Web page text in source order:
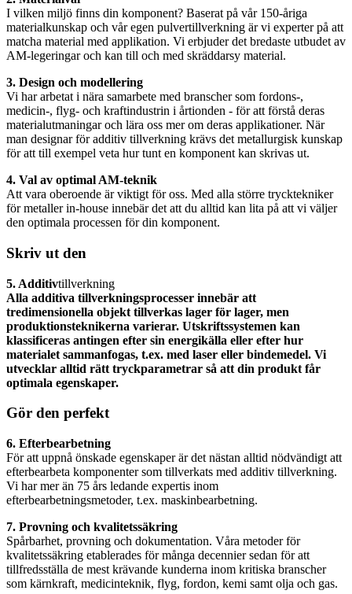
I vilken miljö finns din komponent? Baserat på vår 150-åriga
materialkunskap och vår egen pulvertillverkning är vi experter på att
matcha material med applikation. Vi erbjuder det bredaste utbudet av
AM-legeringar och kan till och med skräddarsy material.
3. Design och modellering
Vi har arbetat i nära samarbete med branscher som fordons-,
medicin-, flyg- och kraftindustrin i årtionden - för att förstå deras
materialutmaningar och lära oss mer om deras applikationer. När
man designar för additiv tillverkning krävs det metallurgisk kunskap
för att till exempel veta hur tunt en komponent kan skrivas ut.
4. Val av optimal AM-teknik
Att vara oberoende är viktigt för oss. Med alla större trycktekniker
för metaller in-house innebär det att du alltid kan lita på att vi väljer
den optimala processen för din komponent.
Skriv ut den
5. Additivtillverkning
Alla additiva tillverkningsprocesser innebär att
tredimensionella objekt tillverkas lager för lager, men
produktionsteknikerna varierar. Utskriftssystemen kan
klassificeras antingen efter sin energikälla eller efter hur
materialet sammanfogas, t.ex. med laser eller bindemedel. Vi
utvecklar alltid rätt tryckparametrar så att din produkt får
optimala egenskaper.
Gör den perfekt
6. Efterbearbetning
För att uppnå önskade egenskaper är det nästan alltid nödvändigt att
efterbearbeta komponenter som tillverkats med additiv tillverkning.
Vi har mer än 75 års ledande expertis inom
efterbearbetningsmetoder, t.ex. maskinbearbetning.
7. Provning och kvalitetssäkring
Spårbarhet, provning och dokumentation. Våra metoder för
kvalitetssäkring etablerades för många decennier sedan för att
tillfredsställa de mest krävande kunderna inom kritiska branscher
som kärnkraft, medicinteknik, flyg, fordon, kemi samt olja och gas.